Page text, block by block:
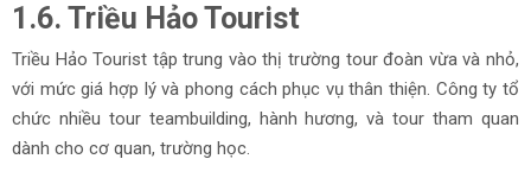
1.6. Triều Hảo Tourist
Triều Hảo Tourist tập trung vào thị trường tour đoàn vừa và nhỏ,
với mức giá hợp lý và phong cách phục vụ thân thiện. Công ty tổ
chức nhiều tour teambuilding, hành hương, và tour tham quan
dành cho cơ quan, trường học.